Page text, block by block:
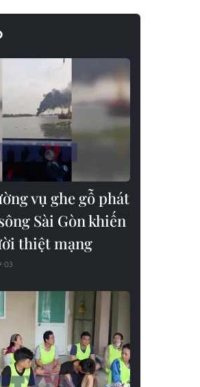
vụ ghe gỗ phát
Sài Gòn khiến
thiệt mạng